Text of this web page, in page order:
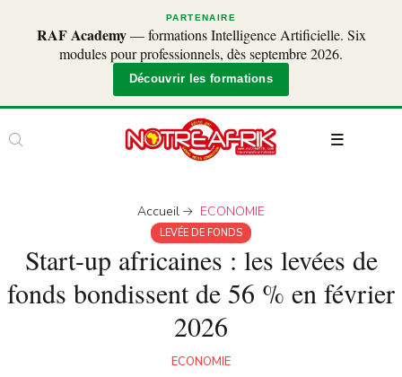
PARTENAIRE
RAF Academy— formations Intelligence Artificielle. Six
modules pour professionnels, dès septembre 2026.
Découvrir les formations
Accueil ECONOMIE
LEVÉE DE FONDS
Start-up africaines : les levées de
fonds bondissent de 56 % en février
2026
ECONOMIE